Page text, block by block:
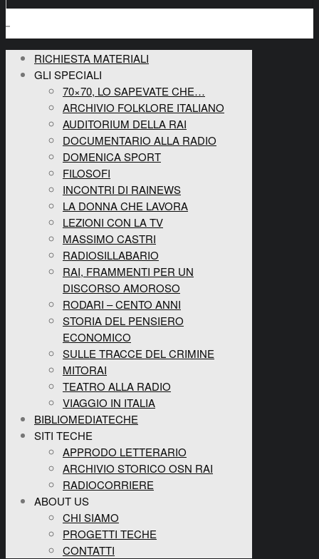
RICHIESTA MATERIALI
GLI SPECIALI
70×70, LO SAPEVATE CHE…
ARCHIVIO FOLKLORE ITALIANO
AUDITORIUM DELLA RAI
DOCUMENTARIO ALLA RADIO
DOMENICA SPORT
FILOSOFI
INCONTRI DI RAINEWS
LA DONNA CHE LAVORA
LEZIONI CON LA TV
MASSIMO CASTRI
RADIOSILLABARIO
RAI, FRAMMENTI PER UN
DISCORSO AMOROSO
RODARI – CENTO ANNI
STORIA DEL PENSIERO
ECONOMICO
SULLE TRACCE DEL CRIMINE
MITORAI
TEATRO ALLA RADIO
VIAGGIO IN ITALIA
BIBLIOMEDIATECHE
SITI TECHE
APPRODO LETTERARIO
ARCHIVIO STORICO OSN RAI
RADIOCORRIERE
ABOUT US
CHI SIAMO
PROGETTI TECHE
CONTATTI